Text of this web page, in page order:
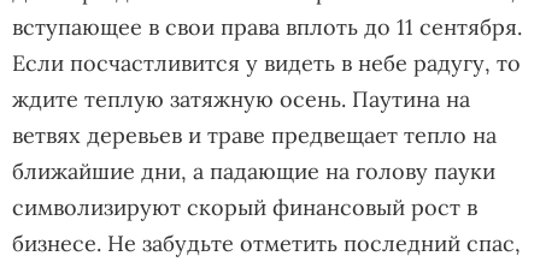
вступающее в свои права вплоть до 11 сентября.
Если посчастливится у видеть в небе радугу, то
ждите теплую затяжную осень. Паутина на
ветвях деревьев и траве предвещает тепло на
ближайшие дни, а падающие на голову пауки
символизируют скорый финансовый рост в
бизнесе. Не забудьте отметить последний спас,